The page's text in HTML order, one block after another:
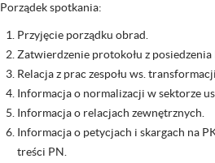
Porządek spotkania:
Przyjęcie porządku obrad.
Zatwierdzenie protokołu z posiedzenia
Relacja z prac zespołu ws.
Informacja o normalizacji w sektorze
Informacja o relacjach zewnętrznych.
Informacja o petycjach i skargach na
treści PN.